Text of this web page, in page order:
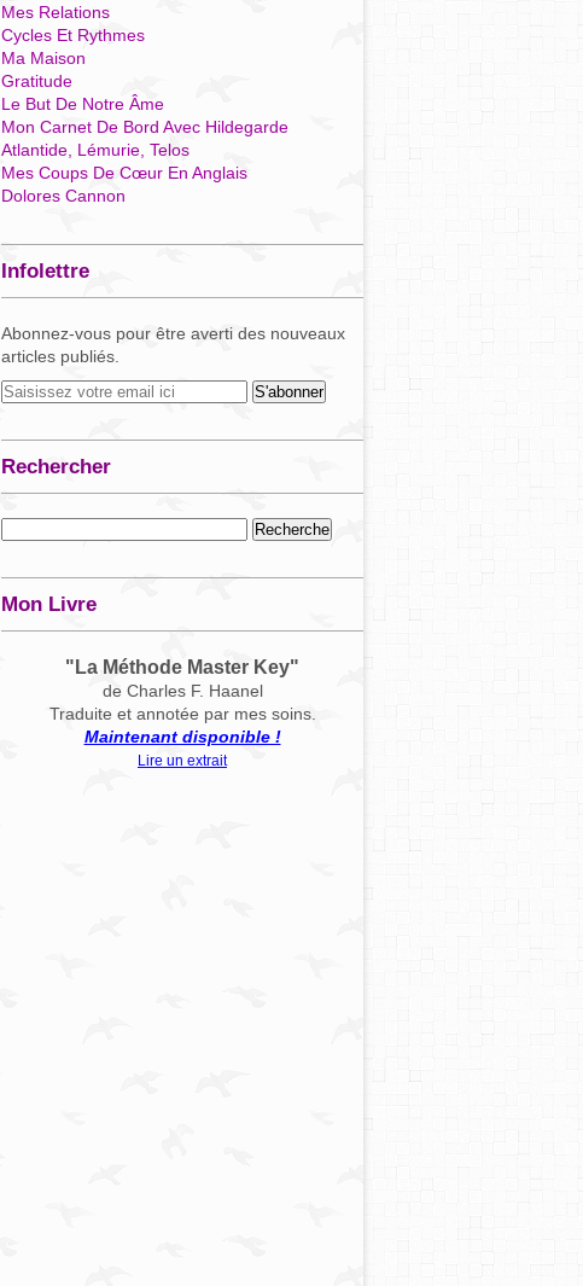
Mes Relations
Cycles Et Rythmes
Ma Maison
Gratitude
Le But De Notre Âme
Mon Carnet De Bord Avec Hildegarde
Atlantide, Lémurie, Telos
Mes Coups De Cœur En Anglais
Dolores Cannon
Infolettre
Abonnez-vous pour être averti des nouveaux
articles publiés.
Rechercher
Mon Livre
"La Méthode Master Key"
de Charles F. Haanel
Traduite et annotée par mes soins.
Maintenant disponible !
Lire un extrait